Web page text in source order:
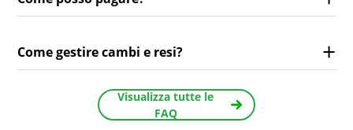
Come gestire cambi e resi?
Visualizza tutte le
FAQ